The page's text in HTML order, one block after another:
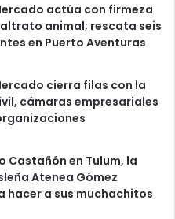
actúa con firmeza
animal; rescata seis
en Puerto Aventuras
cierra filas con la
cámaras empresariales
Castañón en Tulum, la
Atenea Gómez
hacer a sus muchachitos